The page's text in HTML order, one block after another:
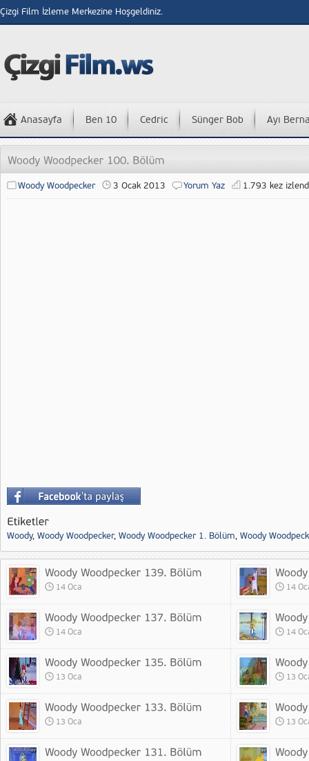
Çizgi Film İzleme Merkezine Hoşgeldiniz.
Anasayfa Ben 10 Cedric Sünger Bob Ayı
Woody Woodpecker 3 Ocak 2013 Yorum Yaz 1.793 kez
Woody, Woody Woodpecker, Woody Woodpecker 1. Bölüm, Woody
14 Oca 14
14 Oca 14
13 Oca 13
13 Oca 13